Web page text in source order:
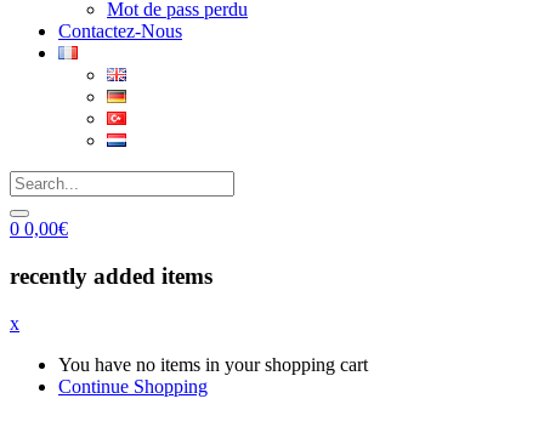
Mot de pass perdu
Contactez-Nous
0 0,00€
recently added items
x
You have no items in your shopping cart
Continue Shopping